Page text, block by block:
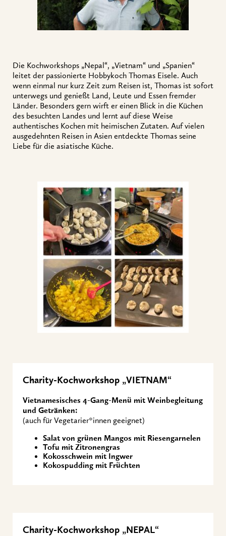
Die Kochworkshops „Nepal“, „Vietnam“ und „Spanien“
leitet der passionierte Hobbykoch Thomas Eisele. Auch
wenn einmal nur kurz Zeit zum Reisen ist, Thomas ist sofort
unterwegs und genießt Land, Leute und Essen fremder
Länder. Besonders gern wirft er einen Blick in die Küchen
des besuchten Landes und lernt auf diese Weise
authentisches Kochen mit heimischen Zutaten. Auf vielen
ausgedehnten Reisen in Asien entdeckte Thomas seine
Liebe für die asiatische Küche.
Charity-Kochworkshop „VIETNAM“
Vietnamesisches 4-Gang-Menü mit Weinbegleitung
und Getränken:
(auch für Vegetarier*innen geeignet)
Salat von grünen Mangos mit Riesengarnelen
Tofu mit Zitronengras
Kokosschwein mit Ingwer
Kokospudding mit Früchten
Charity-Kochworkshop „NEPAL“